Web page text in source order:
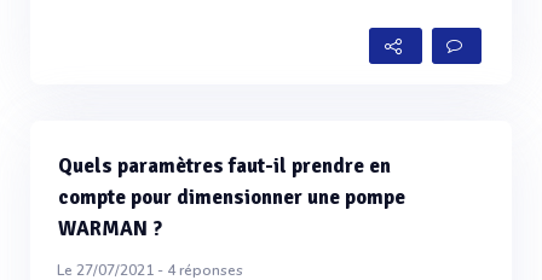
Quels paramètres faut-il prendre en
compte pour dimensionner une pompe
WARMAN ?
Le 27/07/2021 - 4réponses